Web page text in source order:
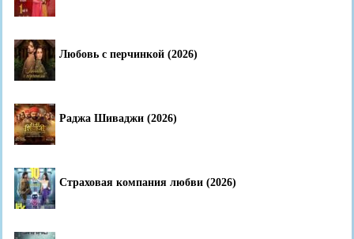
Любовь с перчинкой (2026)
Раджа Шиваджи (2026)
Страховая компания любви (2026)